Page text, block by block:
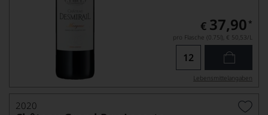
€ 37,90 *
pro Flasche (0.75l), € 50,53/L
Lebensmittel­angaben
2020